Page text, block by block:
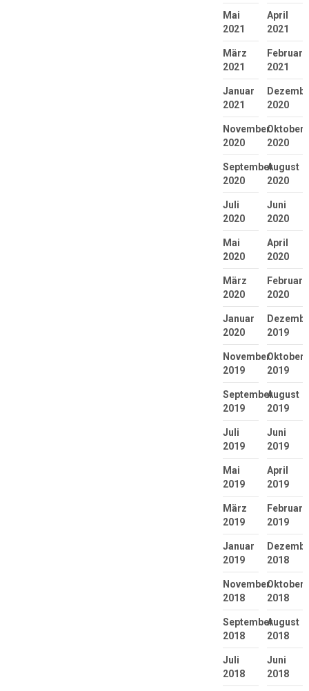
Mai
2021
April
2021
März
2021
Februar
2021
Januar
2021
2020
November
2020
Oktober
2020
September
2020
August
2020
Juli
2020
Juni
2020
Mai
2020
April
2020
März
2020
Februar
2020
Januar
2020
2019
November
2019
Oktober
2019
September
2019
August
2019
Juli
2019
Juni
2019
Mai
2019
April
2019
März
2019
Februar
2019
Januar
2019
2018
November
2018
Oktober
2018
September
2018
August
2018
Juli
2018
Juni
2018